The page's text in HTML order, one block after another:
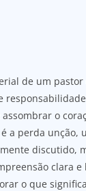
de um pastor
o
a perda unção,
discutido,
clara e
o que